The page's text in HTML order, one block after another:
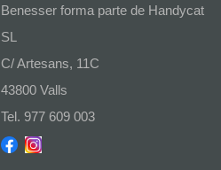
Benesser forma parte de Handycat
SL
C/ Artesans, 11C
43800 Valls
Tel. 977 609 003